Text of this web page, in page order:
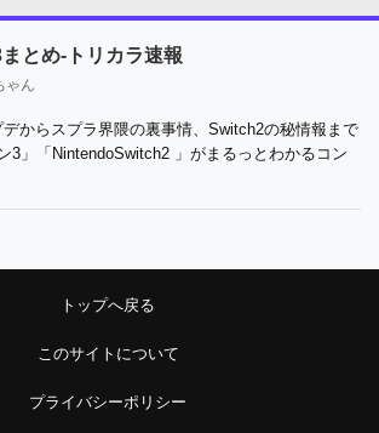
とめ-トリカラ速報
ゃん
からスプラ界隈の裏事情、Switch2の秘情報まで
3」「NintendoSwitch2 」がまるっとわかるコン
トップへ戻る
このサイトについて
プライバシーポリシー